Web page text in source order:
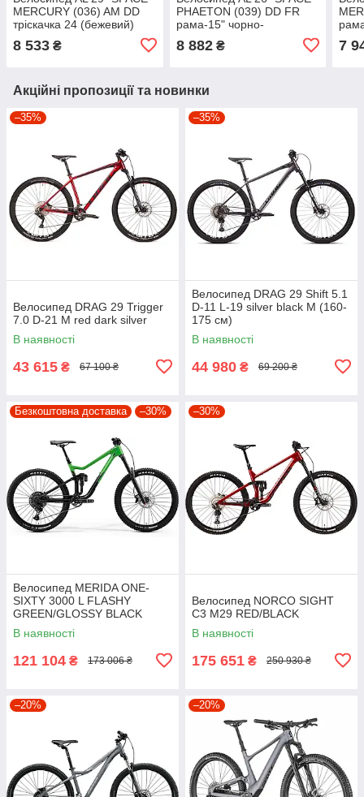
MERCURY (036) AM DD
тріскачка 24 (бежевий)
8 533 ₴
PHAETON (039) DD FR
рама-15" чорно-
8 882₴ 7
Акційні пропозиції та новинки
–35%
Велосипед DRAG 29 Trigger
7.0 D-21 M red dark silver
В наявності
43 615 ₴ 67 100 ₴
–35%
Велосипед DRAG 29 Shift 5.1
D-11 L-19 silver black M (160-
175 см)
В наявності
44 980 ₴ 69 200 ₴
Безкоштовна доставка –30%
Велосипед MERIDA ONE-
SIXTY 3000 L FLASHY
GREEN/GLOSSY BLACK
В наявності
121 104 ₴ 173 006 ₴
–30%
Велосипед NORCO SIGHT
C3 M29 RED/BLACK
В наявності
175 651 ₴ 250 930 ₴
–20% –20%